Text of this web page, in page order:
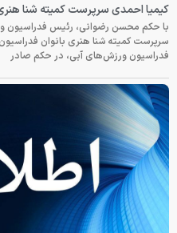
کیمیا احمدی سرپرست کمیته شنا
با حکم محسن رضوانی، رئیس فدراسیون
سرپرست کمیته شنا هنری بانوان
فدراسیون ورزش‌های آبی، در حکم صادر